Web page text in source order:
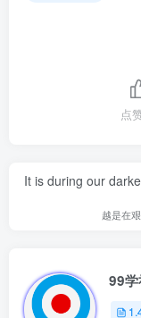
点
It is during our
越是在
99